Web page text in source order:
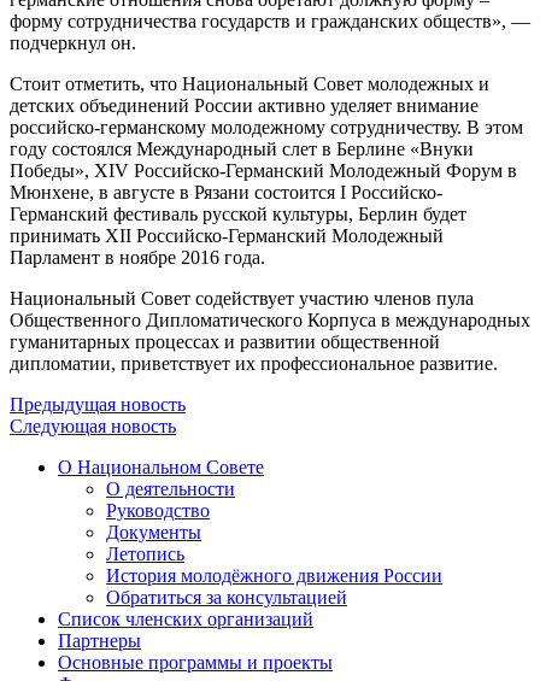
форму сотрудничества государств и гражданских обществ», —
подчеркнул он.
Стоит отметить, что Национальный Совет молодежных и
детских объединений России активно уделяет внимание
российско-германскому молодежному сотрудничеству. В этом
году состоялся Международный слет в Берлине «Внуки
Победы», XIV Российско-Германский Молодежный Форум в
Мюнхене, в августе в Рязани состоится I Российско-
Германский фестиваль русской культуры, Берлин будет
принимать XII Российско-Германский Молодежный
Парламент в ноябре 2016 года.
Национальный Совет содействует участию членов пула
Общественного Дипломатического Корпуса в международных
гуманитарных процессах и развитии общественной
дипломатии, приветствует их профессиональное развитие.
Предыдущая новость
Следующая новость
О Национальном Совете
О деятельности
Руководство
Документы
Летопись
История молодёжного движения России
Обратиться за консультацией
Список членских организаций
Партнеры
Основные программы и проекты